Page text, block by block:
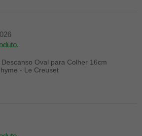
Descanso Oval para Colher 16cm
- Le Creuset